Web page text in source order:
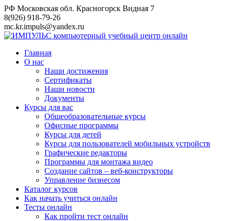
Перейти
к
контенту
РФ Московская обл. Красногорск Видная 7
8(926) 918-79-26
mc.kr.impuls@yandex.ru
Главная
О нас
Наши достижения
Сертификаты
Наши новости
Документы
Курсы для вас
Общеобразовательные курсы
Офисные программы
Курсы для детей
Курсы для пользователей мобильных устройств
Графические редакторы
Программы для монтажа видео
Создание сайтов – веб-конструкторы
Управление бизнесом
Каталог курсов
Как начать учиться онлайн
Тесты онлайн
Как пройти тест онлайн